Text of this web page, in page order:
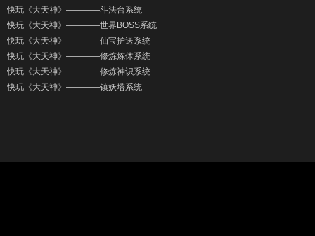
快玩《大天神》————斗法台系统
快玩《大天神》————世界BOSS系统
快玩《大天神》————仙宝护送系统
快玩《大天神》————修炼炼体系统
快玩《大天神》————修炼神识系统
快玩《大天神》————镇妖塔系统